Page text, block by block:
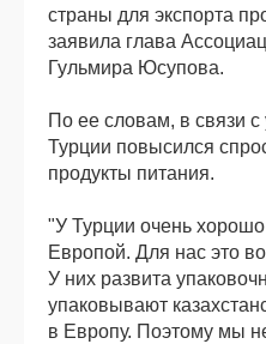
страны для экспорта
заявила глава
Гульмира Юсупова.
По ее словам, в связи с
Турции повысился
продукты питания.
"У Турции очень
Европой. Для нас это
У них развита
упаковывают
в Европу. Поэтому мы